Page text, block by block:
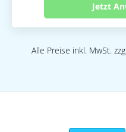
Jetzt
Alle Preise inkl. MwSt.